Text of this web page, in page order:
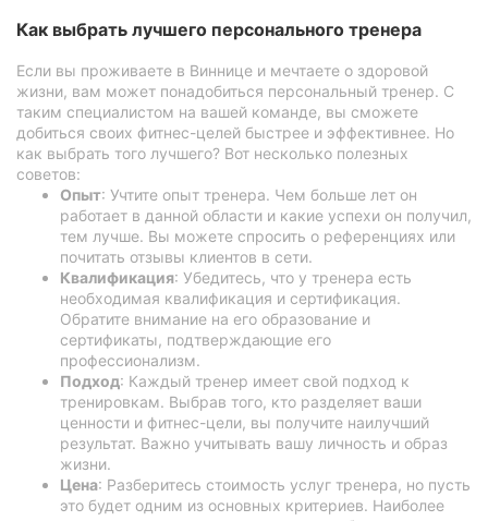
Как выбрать лучшего персонального тренера
Если вы проживаете в Виннице и мечтаете о здоровой
жизни, вам может понадобиться персональный тренер. С
таким специалистом на вашей команде, вы сможете
добиться своих фитнес-целей быстрее и эффективнее. Но
как выбрать того лучшего? Вот несколько полезных
советов:
Опыт: Учтите опыт тренера. Чем больше лет он
работает в данной области и какие успехи он получил,
тем лучше. Вы можете спросить о референциях или
почитать отзывы клиентов в сети.
Квалификация: Убедитесь, что у тренера есть
необходимая квалификация и сертификация.
Обратите внимание на его образование и
сертификаты, подтверждающие его
профессионализм.
Подход: Каждый тренер имеет свой подход к
тренировкам. Выбрав того, кто разделяет ваши
ценности и фитнес-цели, вы получите наилучший
результат. Важно учитывать вашу личность и образ
жизни.
Цена: Разберитесь стоимость услуг тренера, но пусть
это будет одним из основных критериев. Наиболее